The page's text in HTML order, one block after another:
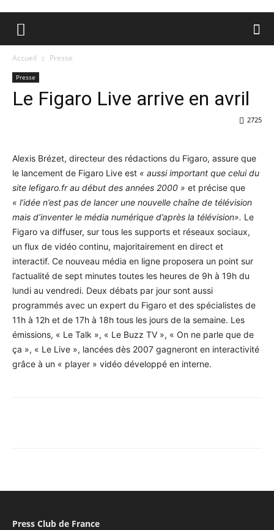
Accueil Presse
Presse
Le Figaro Live arrive en avril
2725
Alexis Brézet, directeur des rédactions du Figaro, assure que
le lancement de Figaro Live est « aussi important que celui du
site lefigaro.fr au début des années 2000 » et précise que
« l’idée n’est pas de lancer une nouvelle chaîne de télévision
mais d’inventer le média numérique d’après la télévision». Le
Figaro va diffuser, sur tous les supports et réseaux sociaux,
un flux de vidéo continu, majoritairement en direct et
interactif. Ce nouveau média en ligne proposera un point sur
l’actualité de sept minutes toutes les heures de 9h à 19h du
lundi au vendredi. Deux débats par jour sont aussi
programmés avec un expert du Figaro et des spécialistes de
11h à 12h et de 17h à 18h tous les jours de la semaine. Les
émissions, « Le Talk », « Le Buzz TV », « On ne parle que de
ça », « Le Live », lancées dès 2007 gagneront en interactivité
grâce à un « player » vidéo développé en interne.
Press Club de France